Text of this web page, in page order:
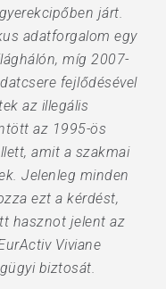
járt.
adatforgalom egy
míg 2007-
fejlődésével
az illegális
az 1995-ös
amit a szakmai
Jelenleg minden
ezt a kérdést,
hasznot jelent az
Viviane
biztosát.